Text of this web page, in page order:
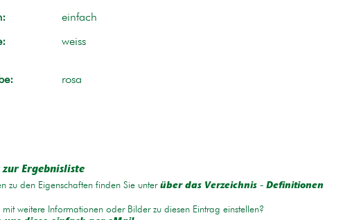
einfach
weiss
rosa
zur Ergebnisliste
zu den Eigenschaften finden Sie unter über das Verzeichnis - Definitionen
mit weitere Informationen oder Bilder zu diesen Eintrag einstellen?